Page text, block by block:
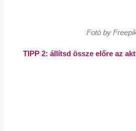
Fotó by
TIPP 2: állítsd össze előre az